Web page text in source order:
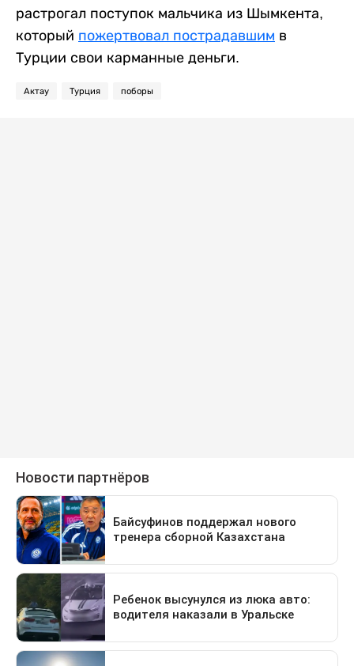
растрогал поступок мальчика из Шымкента,
который пожертвовал пострадавшим в
Турции свои карманные деньги.
Актау Турция поборы